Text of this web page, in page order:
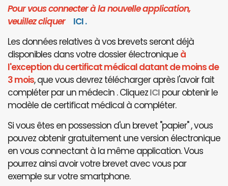
Pour vous connecter à la nouvelle application,
veuillez cliquer ICI.
Les données relatives à vos brevets seront déjà
disponibles dans votre dossier électronique à
l'exception du certificat médical datant de moins de
3 mois, que vous devrez télécharger après l'avoir fait
compléter par un médecin . CliquezICI pour obtenir le
modèle de certificat médical à compléter.
Si vous êtes en possession d'un brevet "papier" , vous
pouvez obtenir gratuitement une version électronique
en vous connectant à la même application. Vous
pourrez ainsi avoir votre brevet avec vous par
exemple sur votre smartphone.